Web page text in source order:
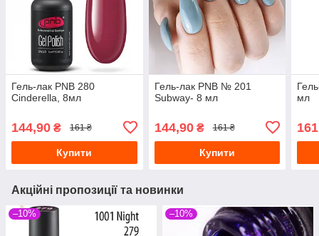
Гель-лак PNB 280
Cinderella, 8мл
144,90 ₴ 161 ₴
Купити
Гель-лак PNB № 201
Subway- 8 мл
144,90₴ 161 ₴
Купити
мл
Акційні пропозиції та новинки
–10% –10%